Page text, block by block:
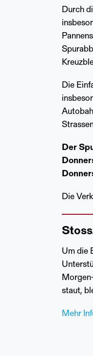
Durch
Die
Der
Die
Um die
staut,
Mehr